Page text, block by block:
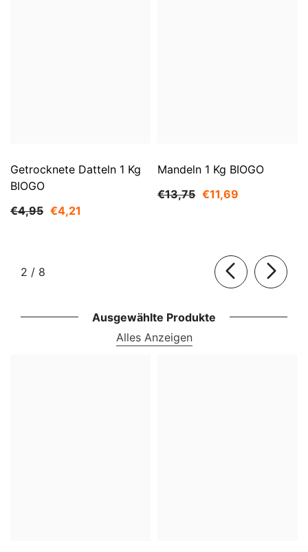
Getrocknete Datteln 1 Kg
BIOGO
€4,95 €4,21
Mandeln 1 Kg BIOGO
€13,75 €11,69
2 / von
8
Ausgewählte Produkte
Alles Anzeigen